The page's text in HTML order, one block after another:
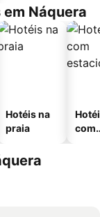
Náquera
Hotéis na
praia
com